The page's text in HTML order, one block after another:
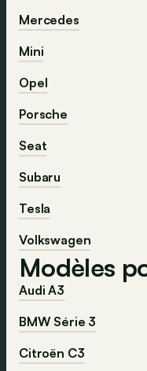
Mercedes
Mini
Opel
Porsche
Seat
Subaru
Tesla
Volkswagen
Modèles
Audi A3
BMW Série 3
Citroën C3